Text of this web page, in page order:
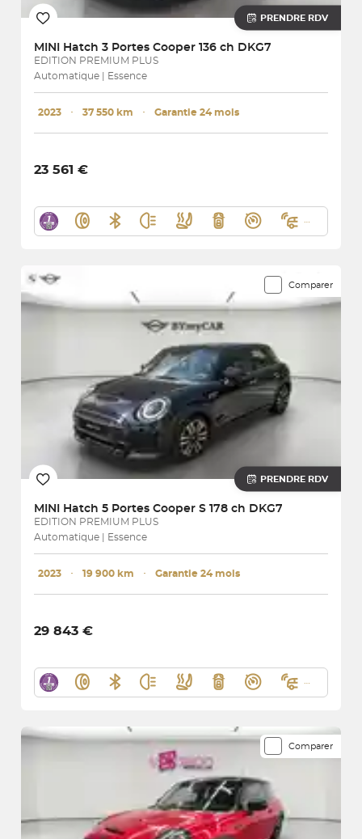
PRENDRE RDV
MINI Hatch 3 Portes Cooper 136 ch DKG7
EDITION PREMIUM PLUS
Automatique | Essence
2023 ･ 37 550 km ･ Garantie 24 mois
23 561 €
Comparer
PRENDRE RDV
MINI Hatch 5 Portes Cooper S 178 ch DKG7
EDITION PREMIUM PLUS
Automatique | Essence
2023 ･ 19 900 km ･ Garantie 24 mois
29 843 €
Comparer